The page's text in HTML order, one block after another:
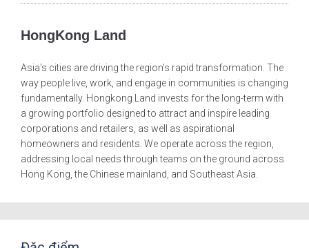
HongKong Land
Asia's cities are driving the region's rapid transformation. The
way people live, work, and engage in communities is changing
fundamentally. Hongkong Land invests for the long-term with
a growing portfolio designed to attract and inspire leading
corporations and retailers, as well as aspirational
homeowners and residents. We operate across the region,
addressing local needs through teams on the ground across
Hong Kong, the Chinese mainland, and Southeast Asia.